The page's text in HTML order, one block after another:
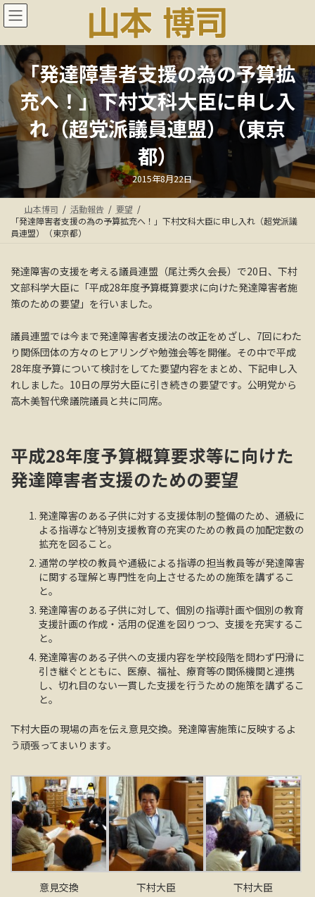
コ
ン
ン
ス
キ
ッ
プ
ナ
ビ
ー
ン
に
移
動
「発達障害者支援の為の予算拡
充へ！」下村文科大臣に申し入
れ（超党派議員連盟）（東京
都）
最
終
更
新
日
時
:
2015年8月22日
山本博司 活動報告
要望
「発達障害者支援の為の予算拡充へ！」下村文科大臣に申し入れ（超党派議
員連盟）（東京都）
発達障害の支援を考える議員連盟（尾辻秀久会長）で20日、下村
文部科学大臣に「平成28年度予算概算要求に向けた発達障害者施
策のための要望」を行いました。
議員連盟では今まで発達障害者支援法の改正をめざし、7回にわた
り関係団体の方々のヒアリングや勉強会等を開催。その中で平成
28年度予算について検討をしてた要望内容をまとめ、下記申し入
れしました。10日の厚労大臣に引き続きの要望です。公明党から
高木美智代衆議院議員と共に同席。
平成28年度予算概算要求等に向けた
発達障害者支援のための要望
発達障害のある子供に対する支援体制の整備のため、通級に
よる指導など特別支援教育の充実のための教員の加配定数の
拡充を図ること。
通常の学校の教員や通級による指導の担当教員等が発達障害
に関する理解と専門性を向上させるための施策を講ずるこ
と。
発達障害のある子供に対して、個別の指導計画や個別の教育
支援計画の作成・活用の促進を図りつつ、支援を充実するこ
と。
発達障害のある子供への支援内容を学校段階を問わず円滑に
引き継ぐとともに、医療、福祉、療育等の関係機関と連携
し、切れ目のない一貫した支援を行うための施策を講ずるこ
と。
下村大臣の現場の声を伝え意見交換。発達障害施策に反映するよ
う頑張ってまいります。
意見交換 下村大臣 下村大臣